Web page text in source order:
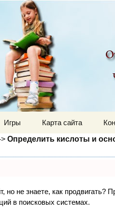
Игры Карта сайта
Определить кислоты и
но не знаете, как
в поисковых системах.